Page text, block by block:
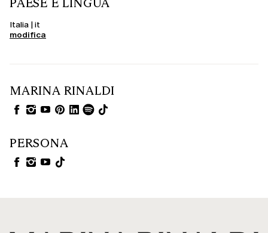
Italia | it
modifica
MARINA RINALDI
PERSONA